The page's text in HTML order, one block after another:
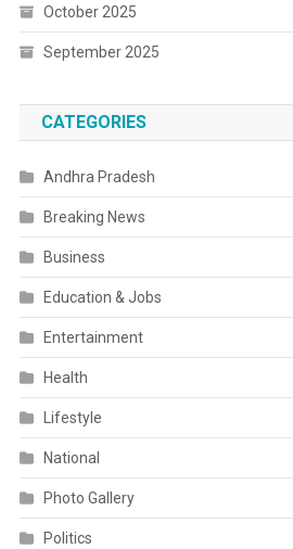
October 2025
September 2025
CATEGORIES
Andhra Pradesh
Breaking News
Business
Education & Jobs
Entertainment
Health
Lifestyle
National
Photo Gallery
Politics